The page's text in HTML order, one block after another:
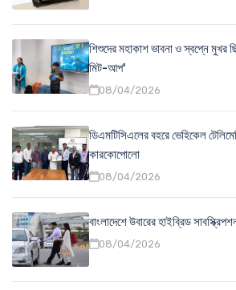
শিশুদের মহাকাশ ভাবনা ও স্বপ্নে মুখর
মিট-আপ'
08/04/2026
ডিএমটিসিএলের বহরে ভেহিকেল
কারকোপোলো
08/04/2026
বাংলাদেশে উবারের হাইব্রিড
08/04/2026